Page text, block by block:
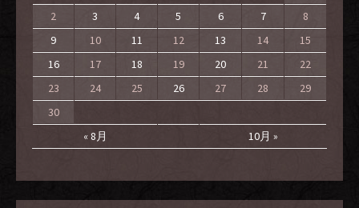
« 8月 10月 »
2
3 4 5 6 7
8
9
10 11 12 13 14
15
16
17 18 19 20 21
22
23
24 25 26 27 28
29
30